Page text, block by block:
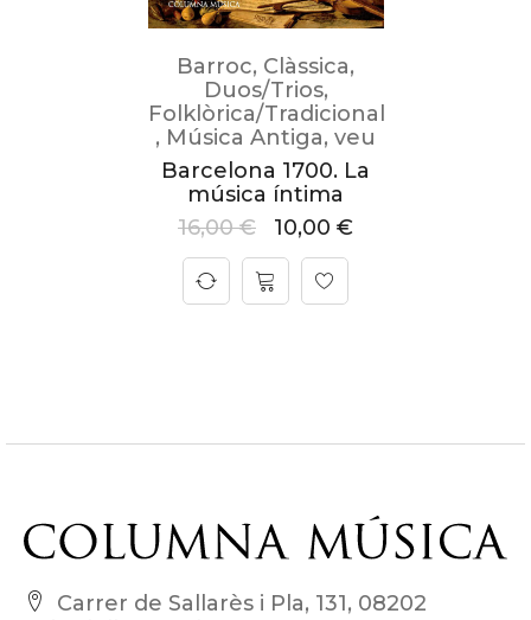
Barroc, Clàssica,
Duos/Trios,
Folklòrica/Tradicional
, Música Antiga, veu
Barcelona 1700. La
música íntima
16,00€ 10,00 €
Carrer de Sallarès i Pla, 131, 08202